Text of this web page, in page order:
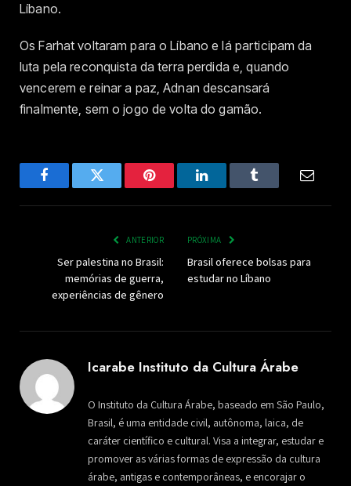
Líbano.
Os Farhat voltaram para o Líbano e lá participam da
luta pela reconquista da terra perdida e, quando
vencerem e reinar a paz, Adnan descansará
finalmente, sem o jogo de volta do gamão.
FacebookTwitter Pinterest LinkedInTumblr Email
ANTERIOR
Ser palestina no Brasil:
memórias de guerra,
experiências de gênero
PRÓXIMA
Brasil oferece bolsas para
estudar no Líbano
Icarabe Instituto da Cultura Árabe
O Instituto da Cultura Árabe, baseado em São Paulo,
Brasil, é uma entidade civil, autônoma, laica, de
caráter científico e cultural. Visa a integrar, estudar e
promover as várias formas de expressão da cultura
árabe, antigas e contemporâneas, e encorajar o